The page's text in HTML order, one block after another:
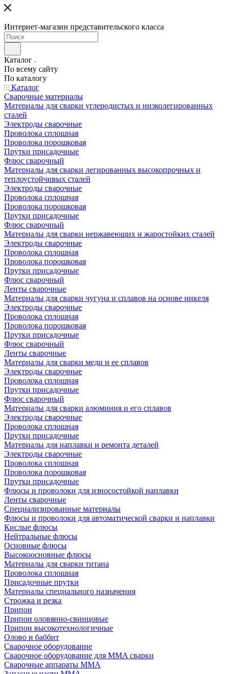
Интернет-магазин представительского класса
Каталог
По всему сайту
По каталогу
Каталог
Сварочные материалы
Материалы для сварки углеродистых и низколегированных
сталей
Электроды сварочные
Проволока сплошная
Проволока порошковая
Прутки присадочные
Флюс сварочный
Материалы для сварки легированных высокопрочных и
теплоустойчивых сталей
Электроды сварочные
Проволока сплошная
Проволока порошковая
Прутки присадочные
Флюс сварочный
Материалы для сварки нержавеющих и жаростойких сталей
Электроды сварочные
Проволока сплошная
Проволока порошковая
Прутки присадочные
Флюс сварочный
Ленты сварочные
Материалы для сварки чугуна и сплавов на основе никеля
Электроды сварочные
Проволока сплошная
Проволока порошковая
Прутки присадочные
Флюс сварочный
Ленты сварочные
Материалы для сварки меди и ее сплавов
Электроды сварочные
Проволока сплошная
Прутки присадочные
Флюс сварочный
Материалы для сварки алюминия и его сплавов
Электроды сварочные
Проволока сплошная
Прутки присадочные
Материалы для наплавки и ремонта деталей
Электроды сварочные
Проволока сплошная
Проволока порошковая
Прутки присадочные
Флюсы и проволоки для износостойкой наплавки
Ленты сварочные
Специализированные материалы
Флюсы и проволоки для автоматической сварки и наплавки
Кислые флюсы
Нейтральные флюсы
Основные флюсы
Высокоосновные флюсы
Материалы для сварки титана
Проволока сплошная
Присадочные прутки
Материалы специального назначения
Строжка и резка
Припои
Припои оловянно-свинцовые
Припои высокотехнологичные
Олово и баббит
Сварочное оборудование
Сварочное оборудование для MMA сварки
Сварочные аппараты MMA